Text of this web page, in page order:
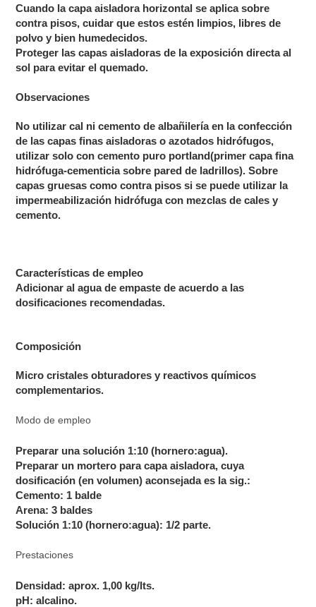
Cuando la capa aisladora horizontal se aplica sobre
contra pisos, cuidar que estos estén limpios, libres de
polvo y bien humedecidos.
Proteger las capas aisladoras de la exposición directa al
sol para evitar el quemado.
Observaciones
No utilizar cal ni cemento de albañilería en la confección
de las capas finas aisladoras o azotados hidrófugos,
utilizar solo con cemento puro portland(primer capa fina
hidrófuga-cementicia sobre pared de ladrillos). Sobre
capas gruesas como contra pisos si se puede utilizar la
impermeabilización hidrófuga con mezclas de cales y
cemento.
Características de empleo
Adicionar al agua de empaste de acuerdo a las
dosificaciones recomendadas.
Composición
Micro cristales obturadores y reactivos químicos
complementarios.
Modo de empleo
Preparar una solución 1:10 (hornero:agua).
Preparar un mortero para capa aisladora, cuya
dosificación (en volumen) aconsejada es la sig.:
Cemento: 1 balde
Arena: 3 baldes
Solución 1:10 (hornero:agua): 1/2 parte.
Prestaciones
Densidad: aprox. 1,00 kg/lts.
pH: alcalino.